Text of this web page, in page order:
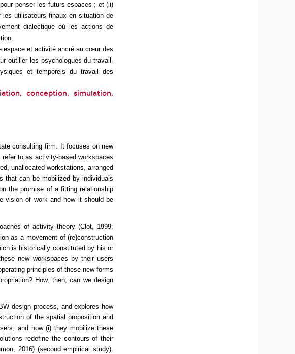
penser les futurs espaces ; et (ii)
utilisateurs finaux en situation de
dialectique où les actions de
espace et activité ancré au cœur des
outiller les psychologues du travail-
et temporels du travail des
conception, simulation,
consulting firm. It focuses on new
to as activity-based workspaces
unallocated workstations, arranged
that can be mobilized by individuals
the promise of a fitting relationship
vision of work and how it should be
of activity theory (Clot, 1999;
as a movement of (re)construction
is historically constituted by his or
new workspaces by their users
principles of these new forms
How, then, can we design
design process, and explores how
of the spatial proposition and
and how (i) they mobilize these
redefine the contours of their
2016) (second empirical study).